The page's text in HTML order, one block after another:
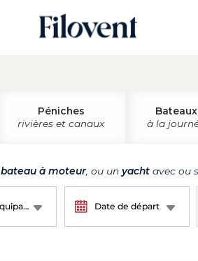
Péniches
rivières et canaux
Bateaux
à la
bateau à moteur , ou un yacht avec ou
Avec ou sans équipage ? Date de départ